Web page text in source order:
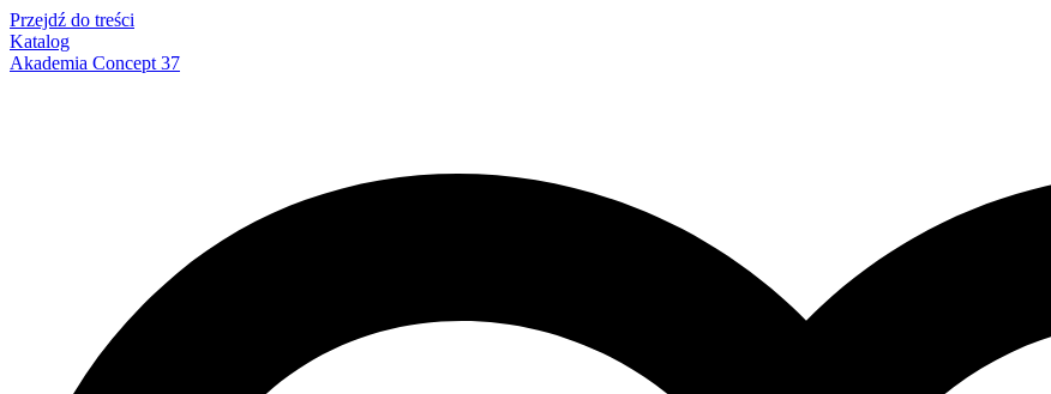
Przejdź do treści
Katalog
Akademia Concept 37